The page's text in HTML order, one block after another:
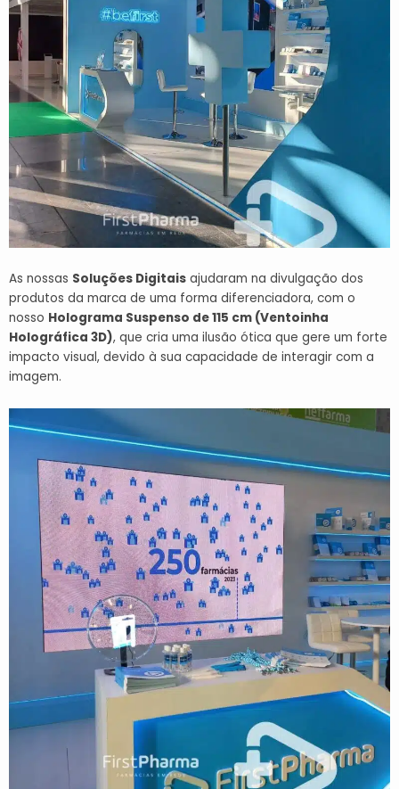
As nossas Soluções Digitais ajudaram na divulgação dos
produtos da marca de uma forma diferenciadora, com o
nosso Holograma Suspenso de 115 cm (Ventoinha
Holográfica 3D), que cria uma ilusão ótica que gere um forte
impacto visual, devido à sua capacidade de interagir com a
imagem.